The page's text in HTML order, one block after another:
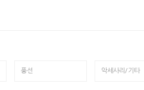
풍선 악세사리/기타